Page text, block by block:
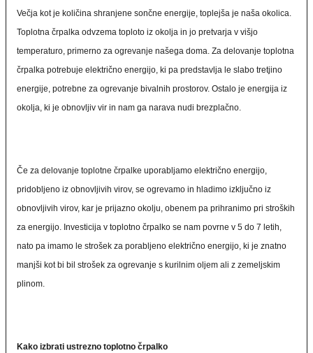
Večja kot je količina shranjene sončne energije, toplejša je naša okolica.
Toplotna črpalka odvzema toploto iz okolja in jo pretvarja v višjo
temperaturo, primerno za ogrevanje našega doma. Za delovanje toplotna
črpalka potrebuje električno energijo, ki pa predstavlja le slabo tretjino
energije, potrebne za ogrevanje bivalnih prostorov. Ostalo je energija iz
okolja, ki je obnovljiv vir in nam ga narava nudi brezplačno.
Če za delovanje toplotne črpalke uporabljamo električno energijo,
pridobljeno iz obnovljivih virov, se ogrevamo in hladimo izključno iz
obnovljivih virov, kar je prijazno okolju, obenem pa prihranimo pri stroških
za energijo. Investicija v toplotno črpalko se nam povrne v 5 do 7 letih,
nato pa imamo le strošek za porabljeno električno energijo, ki je znatno
manjši kot bi bil strošek za ogrevanje s kurilnim oljem ali z zemeljskim
plinom.
Kako izbrati ustrezno toplotno črpalko